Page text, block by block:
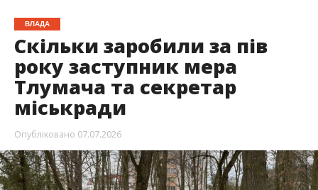
ВЛАДА
Скільки заробили за пів
року заступник мера
Тлумача та секретар
міськради
Опубліковано 07.07.2026